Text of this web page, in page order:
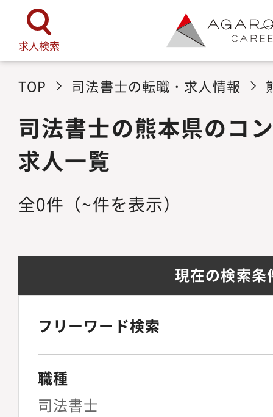
求人検索
TOP 司法書士の転職・求人情報
司法書士の熊本県のコ
求人一覧
全0件 （~件を表示）
現在の検索条
フリーワード検索
職種
司法書士